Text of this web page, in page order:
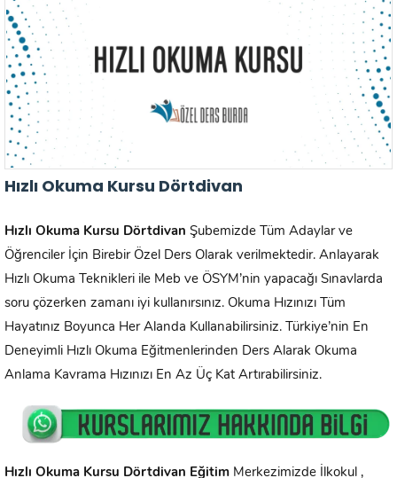
Hızlı Okuma Kursu Dörtdivan
Hızlı Okuma Kursu Dörtdivan Şubemizde Tüm Adaylar ve
Öğrenciler İçin Birebir Özel Ders Olarak verilmektedir. Anlayarak
Hızlı Okuma Teknikleri ile Meb ve ÖSYM’nin yapacağı Sınavlarda
soru çözerken zamanı iyi kullanırsınız. Okuma Hızınızı Tüm
Hayatınız Boyunca Her Alanda Kullanabilirsiniz. Türkiye’nin En
Deneyimli Hızlı Okuma Eğitmenlerinden Ders Alarak Okuma
Anlama Kavrama Hızınızı En Az Üç Kat Artırabilirsiniz.
Hızlı Okuma Kursu Dörtdivan Eğitim Merkezimizde İlkokul ,